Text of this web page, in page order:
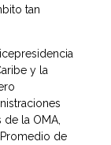
tan
y la
la OMA,
de